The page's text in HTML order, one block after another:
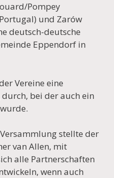
Pompey
und Zarów
deutsch-deutsche
Eppendorf in
Vereine eine
bei der auch ein
stellte der
van Allen, mit
alle Partnerschaften
wenn auch